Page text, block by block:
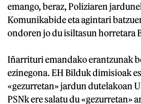
emango, beraz, Poliziaren
Komunikabide eta agintari
ondoren jo du isiltasun horretara
Iñarrituri emandako erantzunak
ezinegona. EH Bilduk dimisioak
«gezurretan» jardun dutelakoan
PSNk ere salatu du «gezurretan»